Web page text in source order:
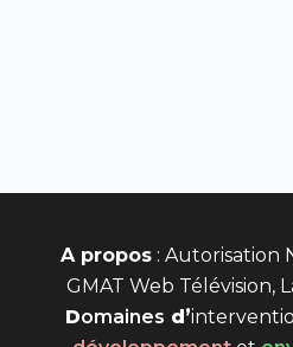
A propos: Autorisation
GMAT Web Télévision,
Domaines d’